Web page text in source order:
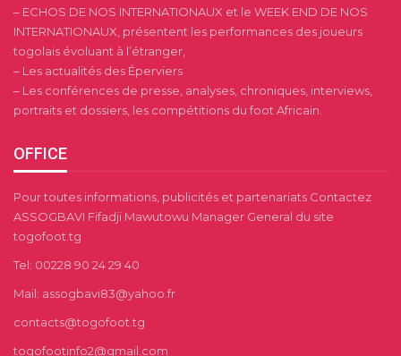
– ECHOS DE NOS INTERNATIONAUX et le WEEK END DE NOS
INTERNATIONAUX, présentent les performances des joueurs
togolais évoluant à l’étranger,
– Les actualités des Éperviers
– Les conférences de presse, analyses, chroniques, interviews,
portraits et dossiers, les compétitions du foot Africain.
OFFICE
Pour toutes informations, publicités et partenariats Contactez
ASSOGBAVI Fifadji Mawutowu Manager General du site
togofoot.tg
Tel: 00228 90 24 29 40
Mail: assogbavi83@yahoo.fr
contacts@togofoot.tg
togofootinfo2@gmail.com